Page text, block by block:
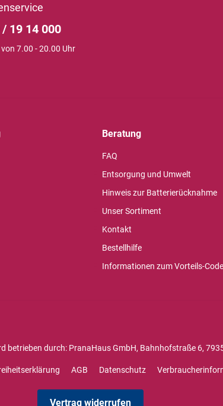
19 14 000
7.00 - 20.00 Uhr
Beratung
FAQ
Entsorgung und Umwelt
Hinweis zur Batterierücknahme
Unser Sortiment
Kontakt
Bestellhilfe
Informationen zum Vorteils-Code
betrieben durch: PranaHaus GmbH, Bahnhofstraße 6,
AGB Datenschutz
Vertrag widerrufen